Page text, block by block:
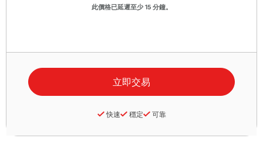
此價格已延遲至少 15 分鐘。
快速 穩定 可靠